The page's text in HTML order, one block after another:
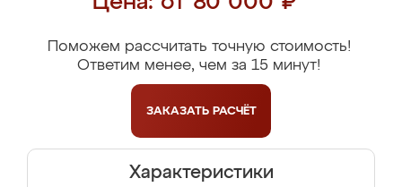
Поможем рассчитать точную стоимость!
Ответим менее, чем за 15 минут!
ЗАКАЗАТЬ РАСЧЁТ
Характеристики